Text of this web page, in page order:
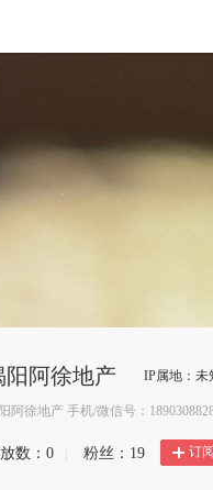
阳阿徐地产 IP属地：未
阿徐地产 手机/微信号：
数： 0 粉丝： 19 订